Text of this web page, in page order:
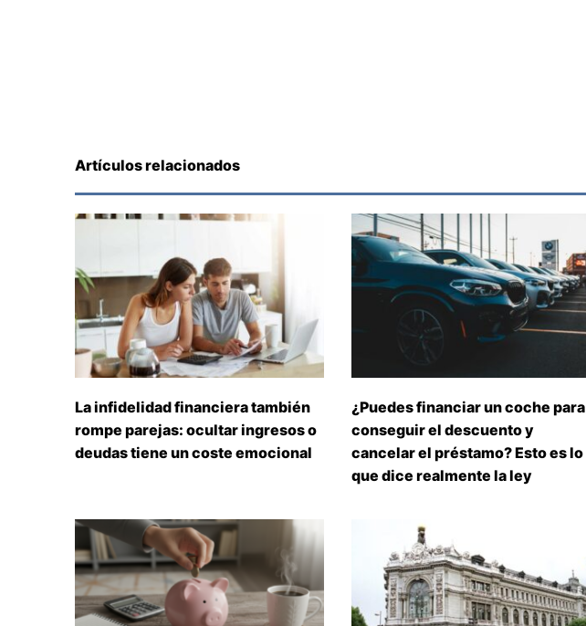
Artículos relacionados
La infidelidad financiera también
rompe parejas: ocultar ingresos o
deudas tiene un coste emocional
¿Puedes financiar un coche para
conseguir el descuento y
cancelar el préstamo? Esto es lo
que dice realmente la ley